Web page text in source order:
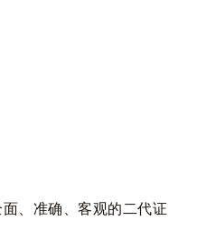
、准确、客观的二代证